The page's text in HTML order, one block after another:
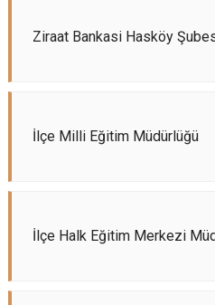
Ziraat Bankasi Hasköy
İlçe Milli Eğitim Müdürlüğü
İlçe Halk Eğitim Merkezi